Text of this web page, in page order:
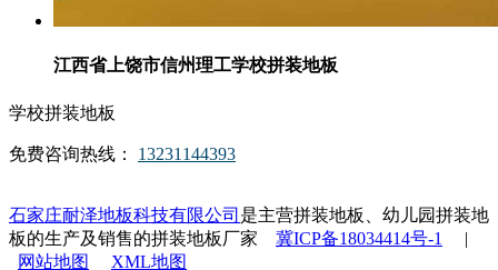
江西省上饶市信州理工学校拼装地板
学校拼装地板
免费咨询热线： 13231144393
石家庄耐泽地板科技有限公司 是主营拼装地板、幼儿园拼装地
板的生产及销售的拼装地板厂家 冀ICP备18034414号-1
|
网站地图
XML地图